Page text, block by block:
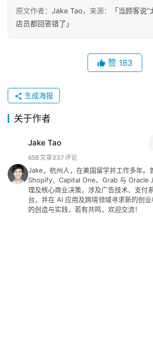
原文作者： Jake Tao，来源：
「当顾客说
店员都回答错了」
赞 183
生成海报
关于作者
Jake Tao
656文章337 评论
Jake，杭州人，在美国留学并工作多年。
Shopify、Capital One、Grab 与 Oracle
理及核心商业决策，涉及广告技术、支付
台，并在 AI 应用及跨境领域寻求新的创
的创造与实践，若有共鸣，欢迎交流！